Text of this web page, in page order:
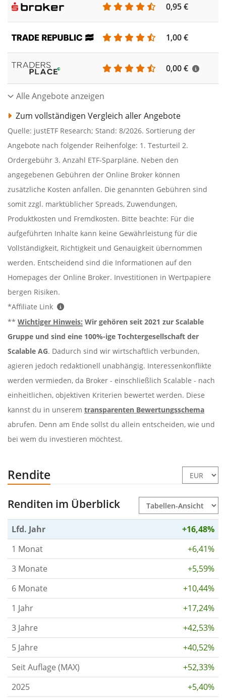
0,95 €
1,00 €
0,00 €
Alle Angebote anzeigen
Zum vollständigen Vergleich aller Angebote
Quelle: justETF Research; Stand: 8/2026. Sortierung der
Angebote nach folgender Reihenfolge: 1. Testurteil 2.
Ordergebühr 3. Anzahl ETF-Sparpläne. Neben den
angegebenen Gebühren der Online Broker können
zusätzliche Kosten anfallen. Die genannten Gebühren sind
somit zzgl. marktüblicher Spreads, Zuwendungen,
Produktkosten und Fremdkosten. Bitte beachte: Für die
aufgeführten Inhalte kann keine Gewährleistung für die
Vollständigkeit, Richtigkeit und Genauigkeit übernommen
werden. Entscheidend sind die Informationen auf den
Homepages der Online Broker. Investitionen in Wertpapiere
bergen Risiken.
*Affiliate Link
** Wichtiger Hinweis: Wir gehören seit 2021 zur Scalable
Gruppe und sind eine 100%-ige Tochtergesellschaft der
Scalable AG. Dadurch sind wir wirtschaftlich verbunden,
agieren jedoch redaktionell unabhängig. Interessenkonflikte
werden vermieden, da Broker - einschließlich Scalable - nach
einheitlichen, objektiven Kriterien bewertet werden. Diese
kannst du in unserem transparenten Bewertungsschema
abrufen. Denn am Ende sollst du allein entscheiden, wie und
bei wem du investieren möchtest.
Rendite
Renditen im Überblick
Lfd. Jahr
+16,48%
1 Monat
+6,41%
3 Monate
+5,59%
6 Monate
+10,44%
1 Jahr
+17,24%
3 Jahre
+42,53%
5 Jahre
+40,52%
Seit Auflage (MAX)
+52,33%
2025
+5,40%